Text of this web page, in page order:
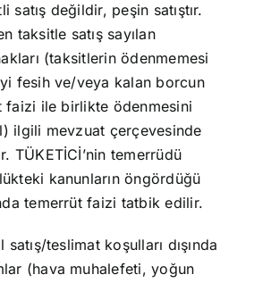
satış değildir, peşin satıştır.
taksitle satış sayılan
(taksitlerin ödenmemesi
fesih ve/veya kalan borcun
faizi ile birlikte ödenmesini
ilgili mevzuat çerçevesinde
TÜKETİCİ’nin temerrüdü
kanunların öngördüğü
temerrüt faizi tatbik edilir.
satış/teslimat koşulları dışında
(hava muhalefeti, yoğun